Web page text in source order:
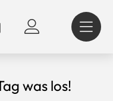
was los!